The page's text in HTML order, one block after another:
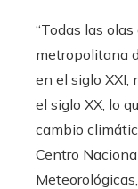
“Todas las
metropolitana
en el siglo XXI,
el siglo XX, lo
cambio
Centro